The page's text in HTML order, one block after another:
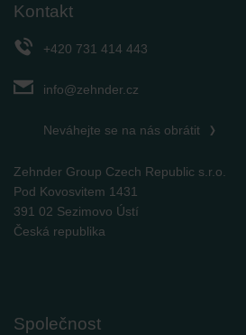
Kontakt
+420 731 414 443
info@zehnder.cz
Neváhejte se na nás obrátit
Zehnder Group Czech Republic s.r.o.
Pod Kovosvitem 1431
391 02 Sezimovo Ústí
Česká republika
Společnost